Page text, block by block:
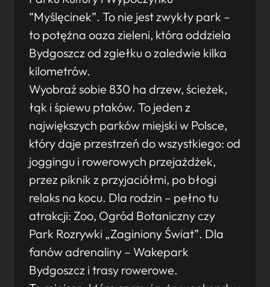
“Myślęcinek”. To nie jest zwykły park –
to potężna oaza zieleni, która oddziela
Bydgoszcz od zgiełku o zaledwie kilka
kilometrów.
Wyobraź sobie 830 ha drzew, ścieżek,
łąk i śpiewu ptaków. To jeden z
największych parków miejski w Polsce,
który daje przestrzeń do wszystkiego: od
joggingu i rowerowych przejażdżek,
przez piknik z przyjaciółmi, po błogi
relaks na kocu. Dla rodzin – pełno tu
atrakcji: Zoo, Ogród Botaniczny czy
Park Rozrywki „Zaginiony Świat”. Dla
fanów adrenaliny – Wakepark
Bydgoszcz i trasy rowerowe.